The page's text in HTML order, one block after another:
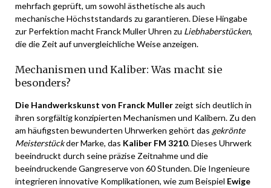
mehrfach geprüft, um sowohl ästhetische als auch
mechanische Höchststandards zu garantieren. Diese Hingabe
zur Perfektion macht Franck Muller Uhren zu Liebhaberstücken,
die die Zeit auf unvergleichliche Weise anzeigen.
Mechanismen und Kaliber: Was macht sie
besonders?
Die Handwerkskunst von Franck Mullerzeigt sich deutlich in
ihren sorgfältig konzipierten Mechanismen und Kalibern. Zu den
am häufigsten bewunderten Uhrwerken gehört das gekrönte
Meisterstückder Marke, das Kaliber FM 3210. Dieses Uhrwerk
beeindruckt durch seine präzise Zeitnahme und die
beeindruckende Gangreserve von 60 Stunden. Die Ingenieure
integrieren innovative Komplikationen, wie zum Beispiel Ewige